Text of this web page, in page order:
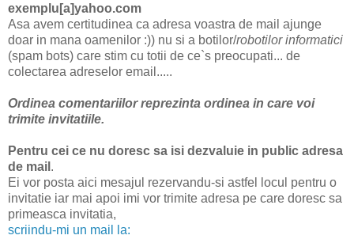
exemplu[a]yahoo.com
Asa avem certitudinea ca adresa voastra de mail ajunge
doar in mana oamenilor :)) nu si a botilor/robotilor informatici
(spam bots) care stim cu totii de ce`s preocupati... de
colectarea adreselor email.....
Ordinea comentariilor reprezinta ordinea in care voi
trimite invitatiile.
Pentru cei ce nu doresc sa isi dezvaluie in public adresa
de mail .
Ei vor posta aici mesajul rezervandu-si astfel locul pentru o
invitatie iar mai apoi imi vor trimite adresa pe care doresc sa
primeasca invitatia,
scriindu-mi un mail la: